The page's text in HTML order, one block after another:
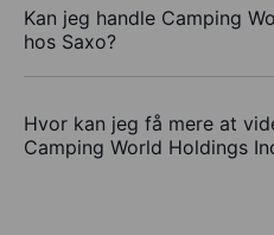
Kan jeg handle Camping
hos Saxo?
Hvor kan jeg få mere at
Camping World Holdings